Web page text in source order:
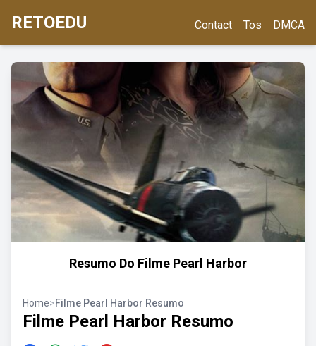
RETOEDU Contact Tos DMCA
Resumo Do Filme Pearl Harbor
Home>Filme Pearl Harbor Resumo
Filme Pearl Harbor Resumo